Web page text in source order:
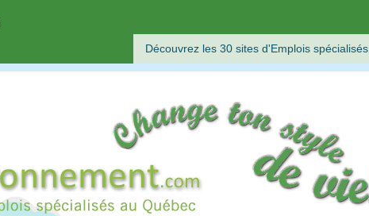
Découvrez les 30 sites d'Emplois spécialisés